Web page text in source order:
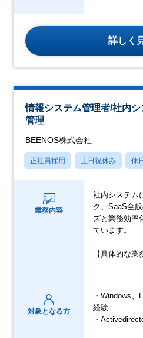
詳しく
情報システム管理者/社内シ
管理
BEENOS株式会社
正社員採用 土日祝休み 休
業務内容
社内システム
ク、SaaS全
ズと業務効率
ています。
【具体的な業
対象となる方
・Windows
経験
・